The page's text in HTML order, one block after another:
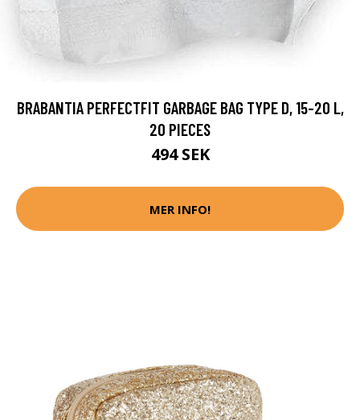
BRABANTIA PERFECTFIT GARBAGE BAG TYPE D, 15-20 L,
20 PIECES
494 SEK
MER INFO!